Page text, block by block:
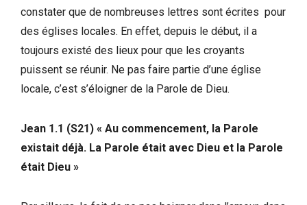
constater que de nombreuses lettres sont écrites pour
des églises locales. En effet, depuis le début, il a
toujours existé des lieux pour que les croyants
puissent se réunir. Ne pas faire partie d’une église
locale, c’est s’éloigner de la Parole de Dieu.
Jean 1.1 (S21) « Au commencement, la Parole
existait déjà. La Parole était avec Dieu et la Parole
était Dieu »